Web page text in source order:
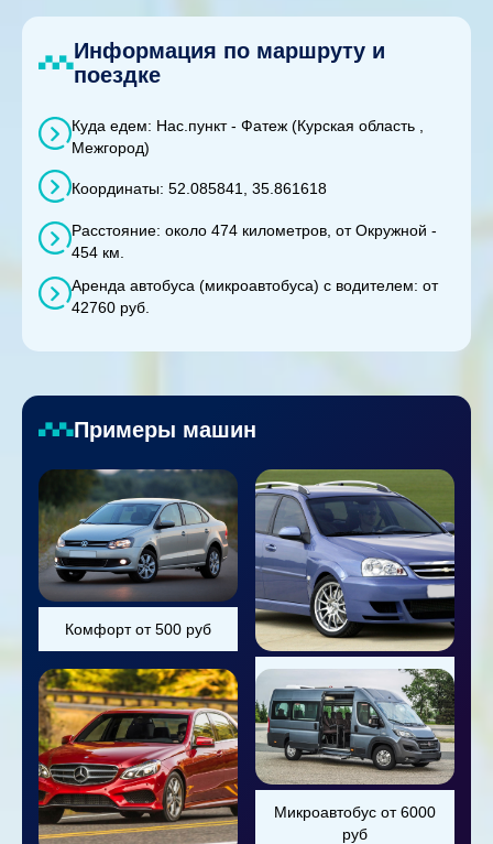
Информация по маршруту и
поездке
Куда едем: Нас.пункт - Фатеж (Курская область ,
Межгород)
Координаты: 52.085841, 35.861618
Расстояние: около 474 километров, от Окружной -
454 км.
Аренда автобуса (микроавтобуса) с водителем: от
42760 руб.
Примеры машин
Комфорт от 500 руб
Универсал от 800 руб
Микроавтобус от 6000
руб